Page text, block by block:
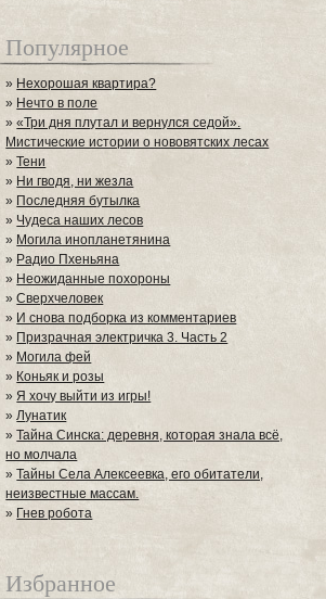
Популярное
» Нехорошая квартира?
» Нечто в поле
»«Три дня плутал и вернулся седой».
Мистические истории о нововятских лесах
»Тени
» Ни гводя, ни жезла
» Последняя бутылка
» Чудеса наших лесов
» Могила инопланетянина
» Радио Пхеньяна
» Неожиданные похороны
»Сверхчеловек
» И снова подборка из комментариев
» Призрачная электричка 3. Часть 2
» Могила фей
» Коньяк и розы
»Я хочу выйти из игры!
»Лунатик
»Тайна Синска: деревня, которая знала всё,
но молчала
»Тайны Села Алексеевка, его обитатели,
неизвестные массам.
» Гнев робота
Избранное